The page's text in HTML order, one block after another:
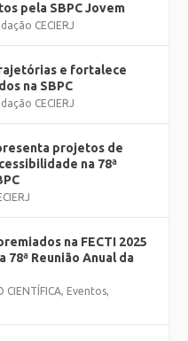
pela SBPC Jovem
CECIERJ
e fortalece
na SBPC
CECIERJ
projetos de
na 78ª
na FECTI 2025
78ª Reunião Anual da
CIENTÍFICA, Eventos,